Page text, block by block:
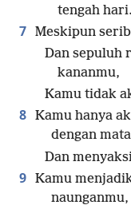
tengah hari.
7 Meskipun
Dan sepuluh
kananmu,
Kamu tidak
8 Kamu hanya
dengan
Dan
9 Kamu
naunganmu,